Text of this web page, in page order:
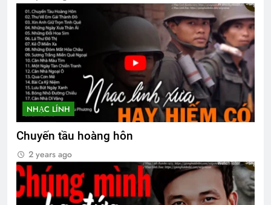
NHẠC LÍNH
Chuyến tầu hoàng hôn
2 years ago